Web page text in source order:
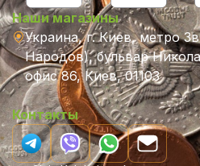
Наши магазины
Украина, г. Киев, метро
Народов), бульвар
офис 86, Киев, 01103
Контакты